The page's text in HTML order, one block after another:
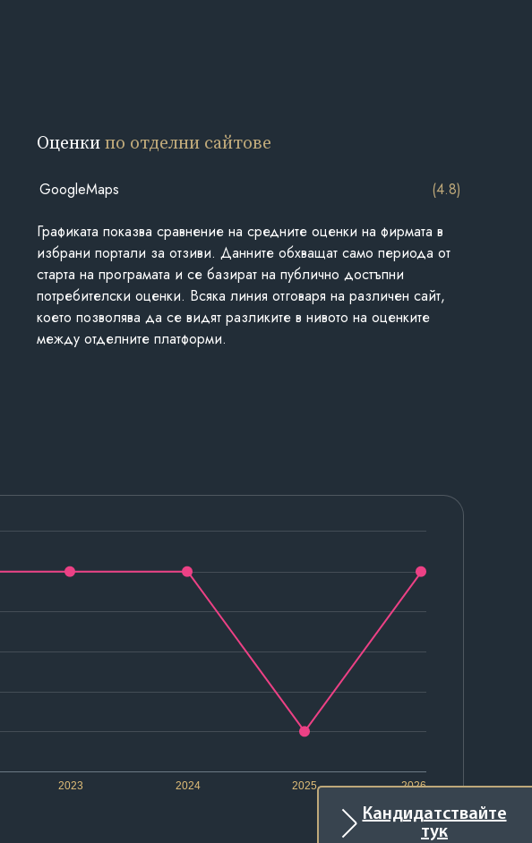
Кандидатствайте
тук
Оценкипо отделни сайтове
GoogleMaps (4.8)
Графиката показва сравнение на средните оценки на фирмата в
избрани портали за отзиви. Данните обхващат само периода от
старта на програмата и се базират на публично достъпни
потребителски оценки. Всяка линия отговаря на различен сайт,
което позволява да се видят разликите в нивото на оценките
между отделните платформи.
2023 2024 2025 2026